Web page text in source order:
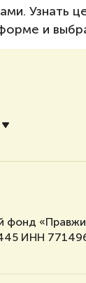
Узнать
и
фонд
ИНН